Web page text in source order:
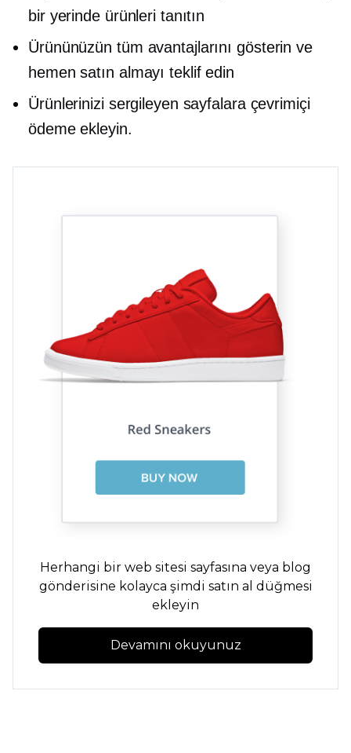
bir yerinde ürünleri tanıtın
Ürününüzün tüm avantajlarını gösterin ve
hemen satın almayı teklif edin
Ürünlerinizi sergileyen sayfalara çevrimiçi
ödeme ekleyin.
Herhangi bir web sitesi sayfasına veya blog
gönderisine kolayca şimdi satın al düğmesi
ekleyin
Devamını okuyunuz